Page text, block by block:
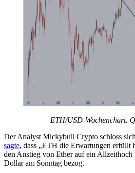
ETH/USD-Wochenchart.
Der Analyst Mickybull Crypto schloss
sagte, dass „ETH die Erwartungen erfüllt
den Anstieg von Ether auf ein
Dollar am Sonntag bezog.